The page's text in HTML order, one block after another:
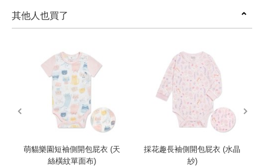
其他人也買了
萌貓樂園短袖側開包屁衣 (天
絲橫紋單面布)
採花趣長袖側開包屁衣 (水晶
紗)